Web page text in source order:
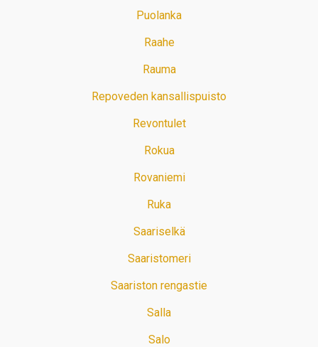
Puolanka
Raahe
Rauma
Repoveden kansallispuisto
Revontulet
Rokua
Rovaniemi
Ruka
Saariselkä
Saaristomeri
Saariston rengastie
Salla
Salo